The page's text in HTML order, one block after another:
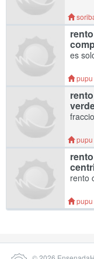
es
pupu
3
en
pupu
rento
renta
pupu